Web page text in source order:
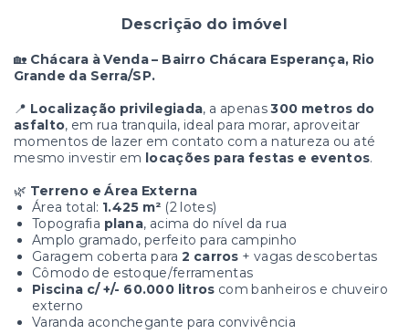
Descrição do imóvel
🏡 Chácara à Venda – Bairro Chácara Esperança, Rio
Grande da Serra/SP.
📍 Localização privilegiada, a apenas300 metros do
asfalto, em rua tranquila, ideal para morar, aproveitar
momentos de lazer em contato com a natureza ou até
mesmo investir em locações para festas e eventos.
🌿 Terreno e Área Externa
Área total: 1.425 m² (2 lotes)
Topografia plana, acima do nível da rua
Amplo gramado, perfeito para campinho
Garagem coberta para2 carros + vagas descobertas
Cômodo de estoque/ferramentas
Piscina c/ +/- 60.000 litros com banheiros e chuveiro
externo
Varanda aconchegante para convivência